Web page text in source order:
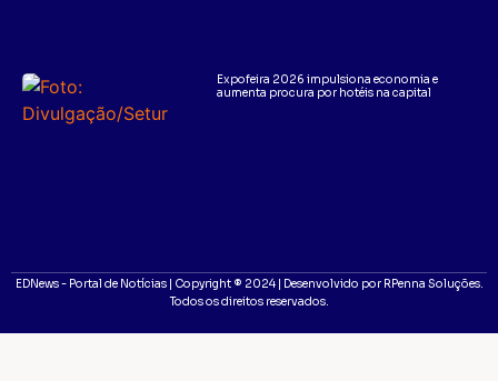
Expofeira 2026 impulsiona economia e
aumenta procura por hotéis na capital
EDNews - Portal de Notícias | Copyright ® 2024 | Desenvolvido por RPenna Soluções.
Todos os direitos reservados.